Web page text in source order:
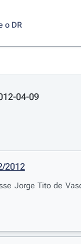
o DR
04-09
2012
Jorge Tito de